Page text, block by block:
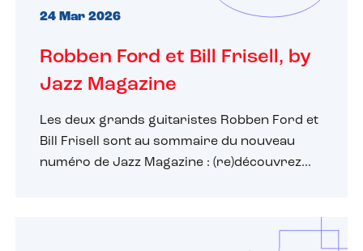
24 Mar 2026
Robben Ford et Bill Frisell, by
Jazz Magazine
Les deux grands guitaristes Robben Ford et
Bill Frisell sont au sommaire du nouveau
numéro de Jazz Magazine : (re)découvrez...